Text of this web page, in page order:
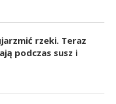
rzeki. Teraz
podczas susz i